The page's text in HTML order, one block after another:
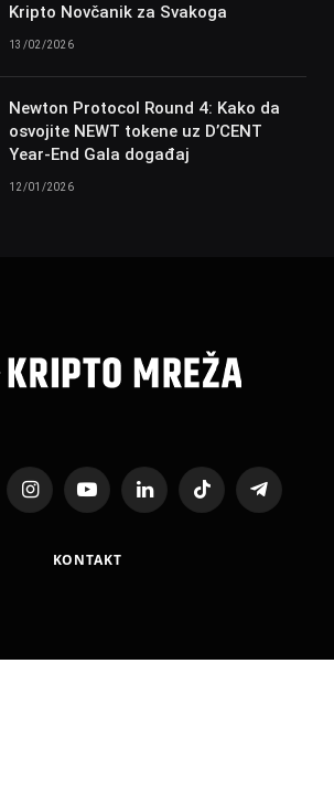
Kripto Novčanik za Svakoga
13/02/2026
Newton Protocol Round 4: Kako da
osvojite NEWT tokene uz D’CENT
Year-End Gala događaj
12/01/2026
InstagramYouTubeLinkedInTikTok Telegram
KONTAKT